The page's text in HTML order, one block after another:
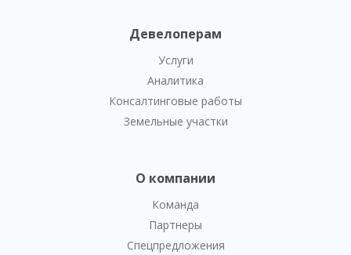
Девелоперам
Услуги
Аналитика
Консалтинговые работы
Земельные участки
О компании
Команда
Партнеры
Спецпредложения